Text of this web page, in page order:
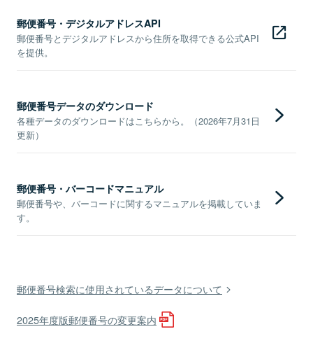
郵便番号・デジタルアドレスAPI
郵便番号とデジタルアドレスから住所を取得できる公式API
を提供。
郵便番号データのダウンロード
各種データのダウンロードはこちらから。（2026年7月31日
更新）
郵便番号・バーコードマニュアル
郵便番号や、バーコードに関するマニュアルを掲載していま
す。
郵便番号検索に使用されているデータについて
2025年度版郵便番号の変更案内